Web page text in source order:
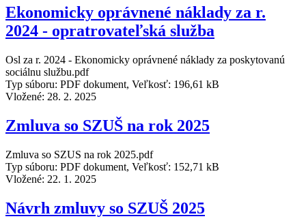
Ekonomicky oprávnené náklady za r.
2024 - opratrovateľská služba
Osl za r. 2024 - Ekonomicky oprávnené náklady za poskytovanú
sociálnu službu.pdf
Typ súboru: PDF dokument, Veľkosť: 196,61 kB
Vložené: 28. 2. 2025
Zmluva so SZUŠ na rok 2025
Zmluva so SZUS na rok 2025.pdf
Typ súboru: PDF dokument, Veľkosť: 152,71 kB
Vložené: 22. 1. 2025
Návrh zmluvy so SZUŠ 2025